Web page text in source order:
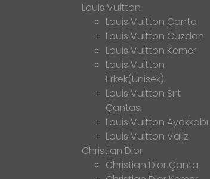
Louis Vuitton
Louis Vuitton Çanta
Louis Vuitton Cüzdan
Louis Vuitton Kemer
Louis Vuitton
Erkek(Unisek)
Louis Vuitton Sırt
Çantası
Louis Vuitton Ayakkabı
Louis Vuitton Valiz
Christian Dior
Christian Dior Çanta